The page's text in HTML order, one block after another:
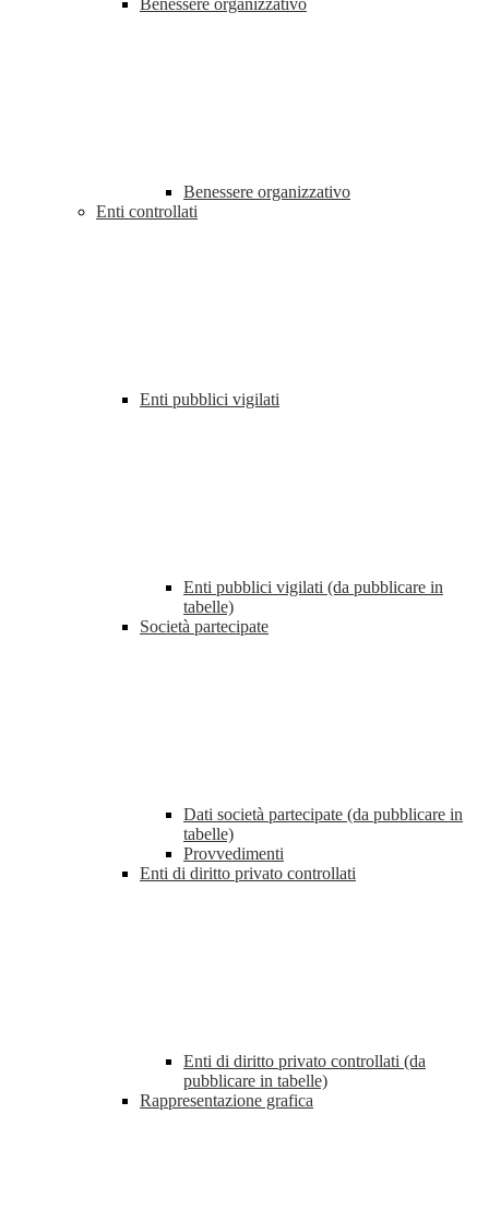
Benessere organizzativo
Benessere organizzativo
Enti controllati
Enti pubblici vigilati
Enti pubblici vigilati (da pubblicare in
tabelle)
Società partecipate
Dati società partecipate (da pubblicare in
tabelle)
Provvedimenti
Enti di diritto privato controllati
Enti di diritto privato controllati (da
pubblicare in tabelle)
Rappresentazione grafica